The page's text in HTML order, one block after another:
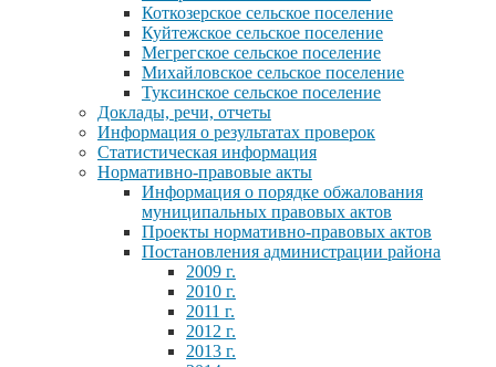
Коткозерское сельское поселение
Куйтежское сельское поселение
Мегрегское сельское поселение
Михайловское сельское поселение
Туксинское сельское поселение
Доклады, речи, отчеты
Информация о результатах проверок
Статистическая информация
Нормативно-правовые акты
Информация о порядке обжалования
муниципальных правовых актов
Проекты нормативно-правовых актов
Постановления администрации района
2009 г.
2010 г.
2011 г.
2012 г.
2013 г.